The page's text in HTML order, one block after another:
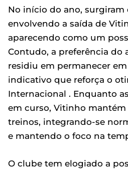
No início do ano, surgiram
envolvendo a saída de
aparecendo como um
Contudo, a preferência do
residiu em permanecer
indicativo que reforça o
Internacional . Enquanto
em curso, Vitinho mantém
treinos, integrando-se
e mantendo o foco na
O clube tem elogiado a